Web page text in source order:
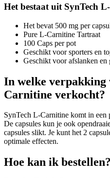
Het bestaat uit SynTech
Het bevat 500 mg per
Pure L-Carnitine Tartraat
100 Caps per pot
Geschikt voor sporters en
Geschikt voor afslanken en
In welke verpakking
Carnitine verkocht?
SynTech L-Carnitine komt in een
De capsules kun je ook
capsules slikt. Je kunt het 2
optimale effecten.
Hoe kan ik bestellen?